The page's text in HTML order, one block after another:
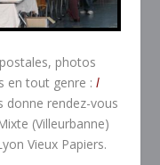
photos
en tout genre :l
donne rendez-vous
(Villeurbanne)
Vieux Papiers.